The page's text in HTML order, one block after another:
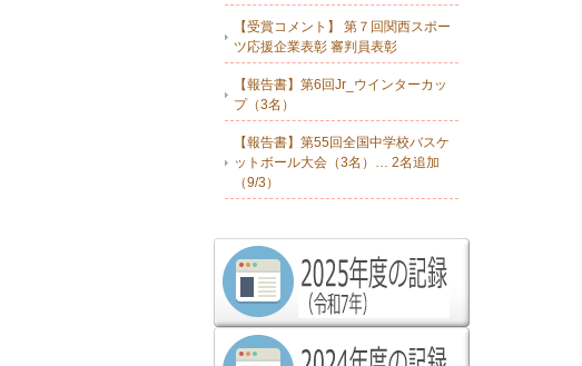
【受賞コメント】 第７回関西スポー
ツ応援企業表彰 審判員表彰
【報告書】第6回Jr_ウインターカッ
プ（3名）
【報告書】第55回全国中学校バスケ
ットボール大会（3名）… 2名追加
（9/3）